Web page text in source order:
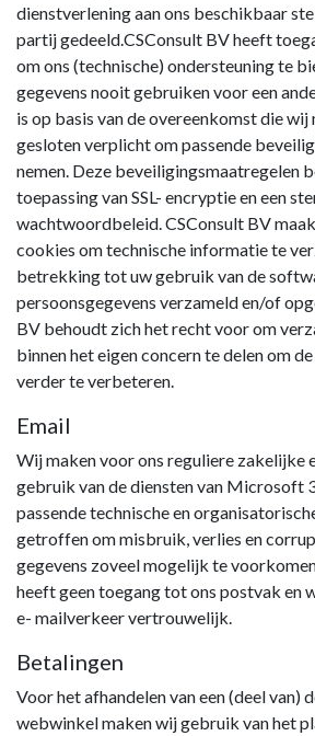
dienstverlening aan ons beschikbaar
partij gedeeld.CSConsult BV heeft
om ons (technische) ondersteuning te
gegevens nooit gebruiken voor een
is op basis van de overeenkomst die wij
gesloten verplicht om passende
nemen. Deze beveiligingsmaatregelen
toepassing van SSL- encryptie en een
wachtwoordbeleid. CSConsult BV
cookies om technische informatie te
betrekking tot uw gebruik van de
persoonsgegevens verzameld en/of
BV behoudt zich het recht voor om
binnen het eigen concern te delen om
verder te verbeteren.
Email
Wij maken voor ons reguliere zakelijke
gebruik van de diensten van Microsoft
passende technische en
getroffen om misbruik, verlies en
gegevens zoveel mogelijk te
heeft geen toegang tot ons postvak en
e- mailverkeer vertrouwelijk.
Betalingen
Voor het afhandelen van een (deel van)
webwinkel maken wij gebruik van het